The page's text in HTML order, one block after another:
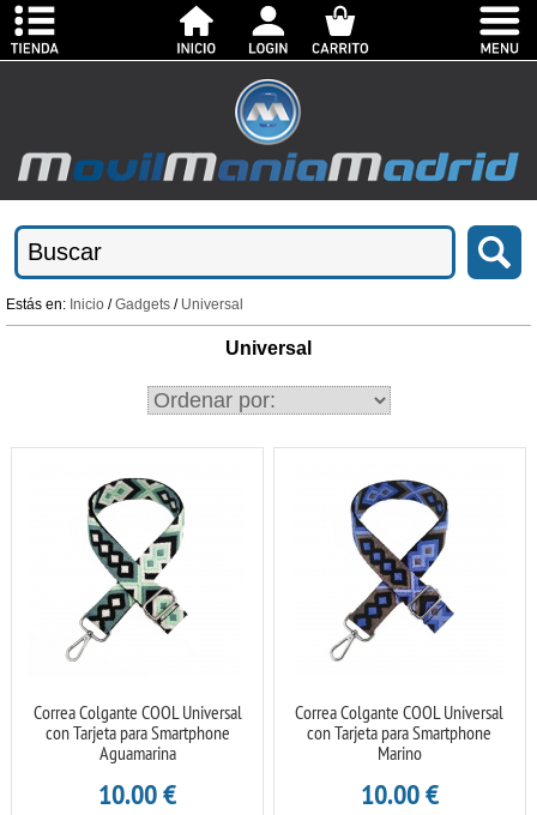
Estás en: Inicio /Gadgets / Universal
Universal
Correa Colgante COOL Universal
con Tarjeta para Smartphone
Aguamarina
10.00€
Correa Colgante COOL Universal
con Tarjeta para Smartphone
Marino
10.00€